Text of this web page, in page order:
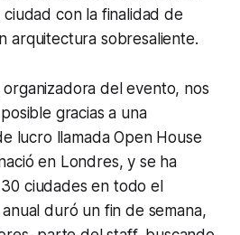
con la finalidad de
arquitectura sobresaliente.
del evento, nos
gracias a una
lucro llamada Open House
en Londres, y se ha
ciudades en todo el
duró un fin de semana,